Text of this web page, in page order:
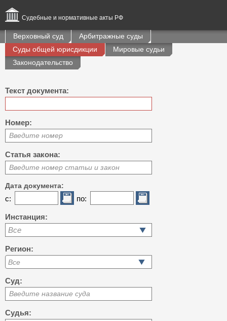
Судебные и нормативные акты РФ
Верховный суд
Арбитражные суды
Суды общей юрисдикции
Мировые судьи
Законодательство
Текст документа:
Номер:
Введите номер
Статья закона:
Введите номер статьи и закон
Дата документа:
с: по:
Инстанция:
Все
Регион:
Суд:
Введите название суда
Судья: